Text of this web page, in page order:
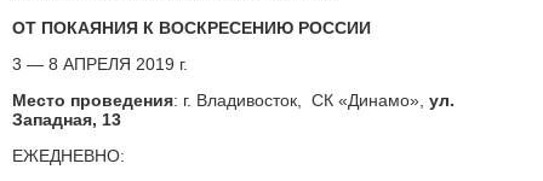
ОТ ПОКАЯНИЯ К ВОСКРЕСЕНИЮ РОССИИ
3 — 8 АПРЕЛЯ 2019 г.
Место проведения: г. Владивосток, СК «Динамо», ул.
Западная, 13
ЕЖЕДНЕВНО: